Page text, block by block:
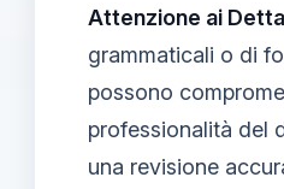
Attenzione ai
grammaticali o di
possono
professionalità del
una revisione